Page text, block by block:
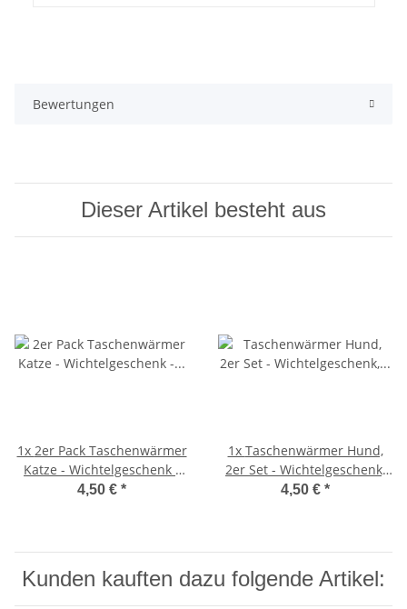
Bewertungen
Dieser Artikel besteht aus
1x 2er Pack Taschenwärmer
Katze - Wichtelgeschenk -
Handwärmer -
4,50 € *
1x Taschenwärmer Hund,
2er Set - Wichtelgeschenk,
Handwärmer,
4,50 € *
Kunden kauften dazu folgende Artikel: